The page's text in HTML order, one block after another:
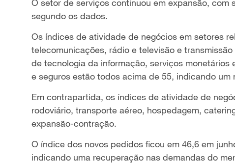
O setor de serviços continuou em expansão, com
segundo os dados.
Os índices de atividade de negócios em setores
telecomunicações, rádio e televisão e
de tecnologia da informação, serviços
e seguros estão todos acima de 55, indicando
Em contrapartida, os índices de atividade de
rodoviário, transporte aéreo, hospedagem,
expansão-contração.
O índice dos novos pedidos ficou em 46,6 em
indicando uma recuperação nas demandas do